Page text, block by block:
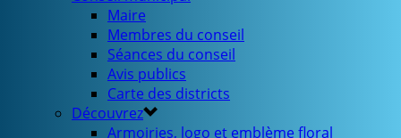
Maire
Membres du conseil
Séances du conseil
Avis publics
Carte des districts
Découvrez
Armoiries, logo et emblème floral